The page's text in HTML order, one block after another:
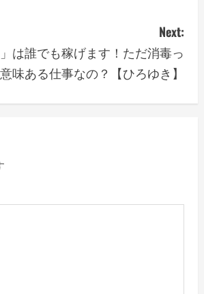
Next:
は誰でも稼げます！ただ消毒っ
味ある仕事なの？【ひろゆき】